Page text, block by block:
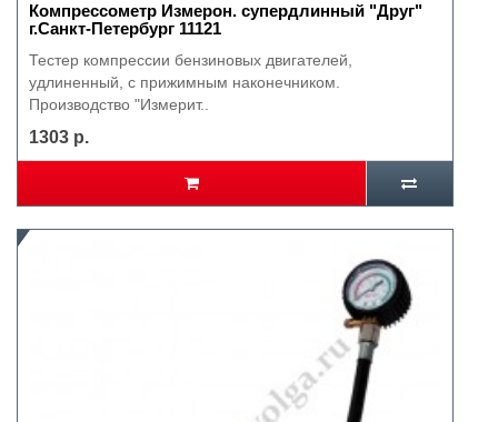
Компрессометр Измерон. супердлинный "Друг"
г.Санкт-Петербург 11121
Тестер компрессии бензиновых двигателей,
удлиненный, с прижимным наконечником.
Производство "Измерит..
1303 р.